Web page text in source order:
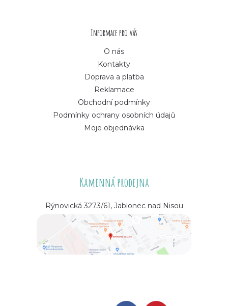
Informace pro vás
O nás
Kontakty
Doprava a platba
Reklamace
Obchodní podmínky
Podmínky ochrany osobních údajů
Moje objednávka
Kamenná prodejna
Rýnovická 3273/61, Jablonec nad Nisou